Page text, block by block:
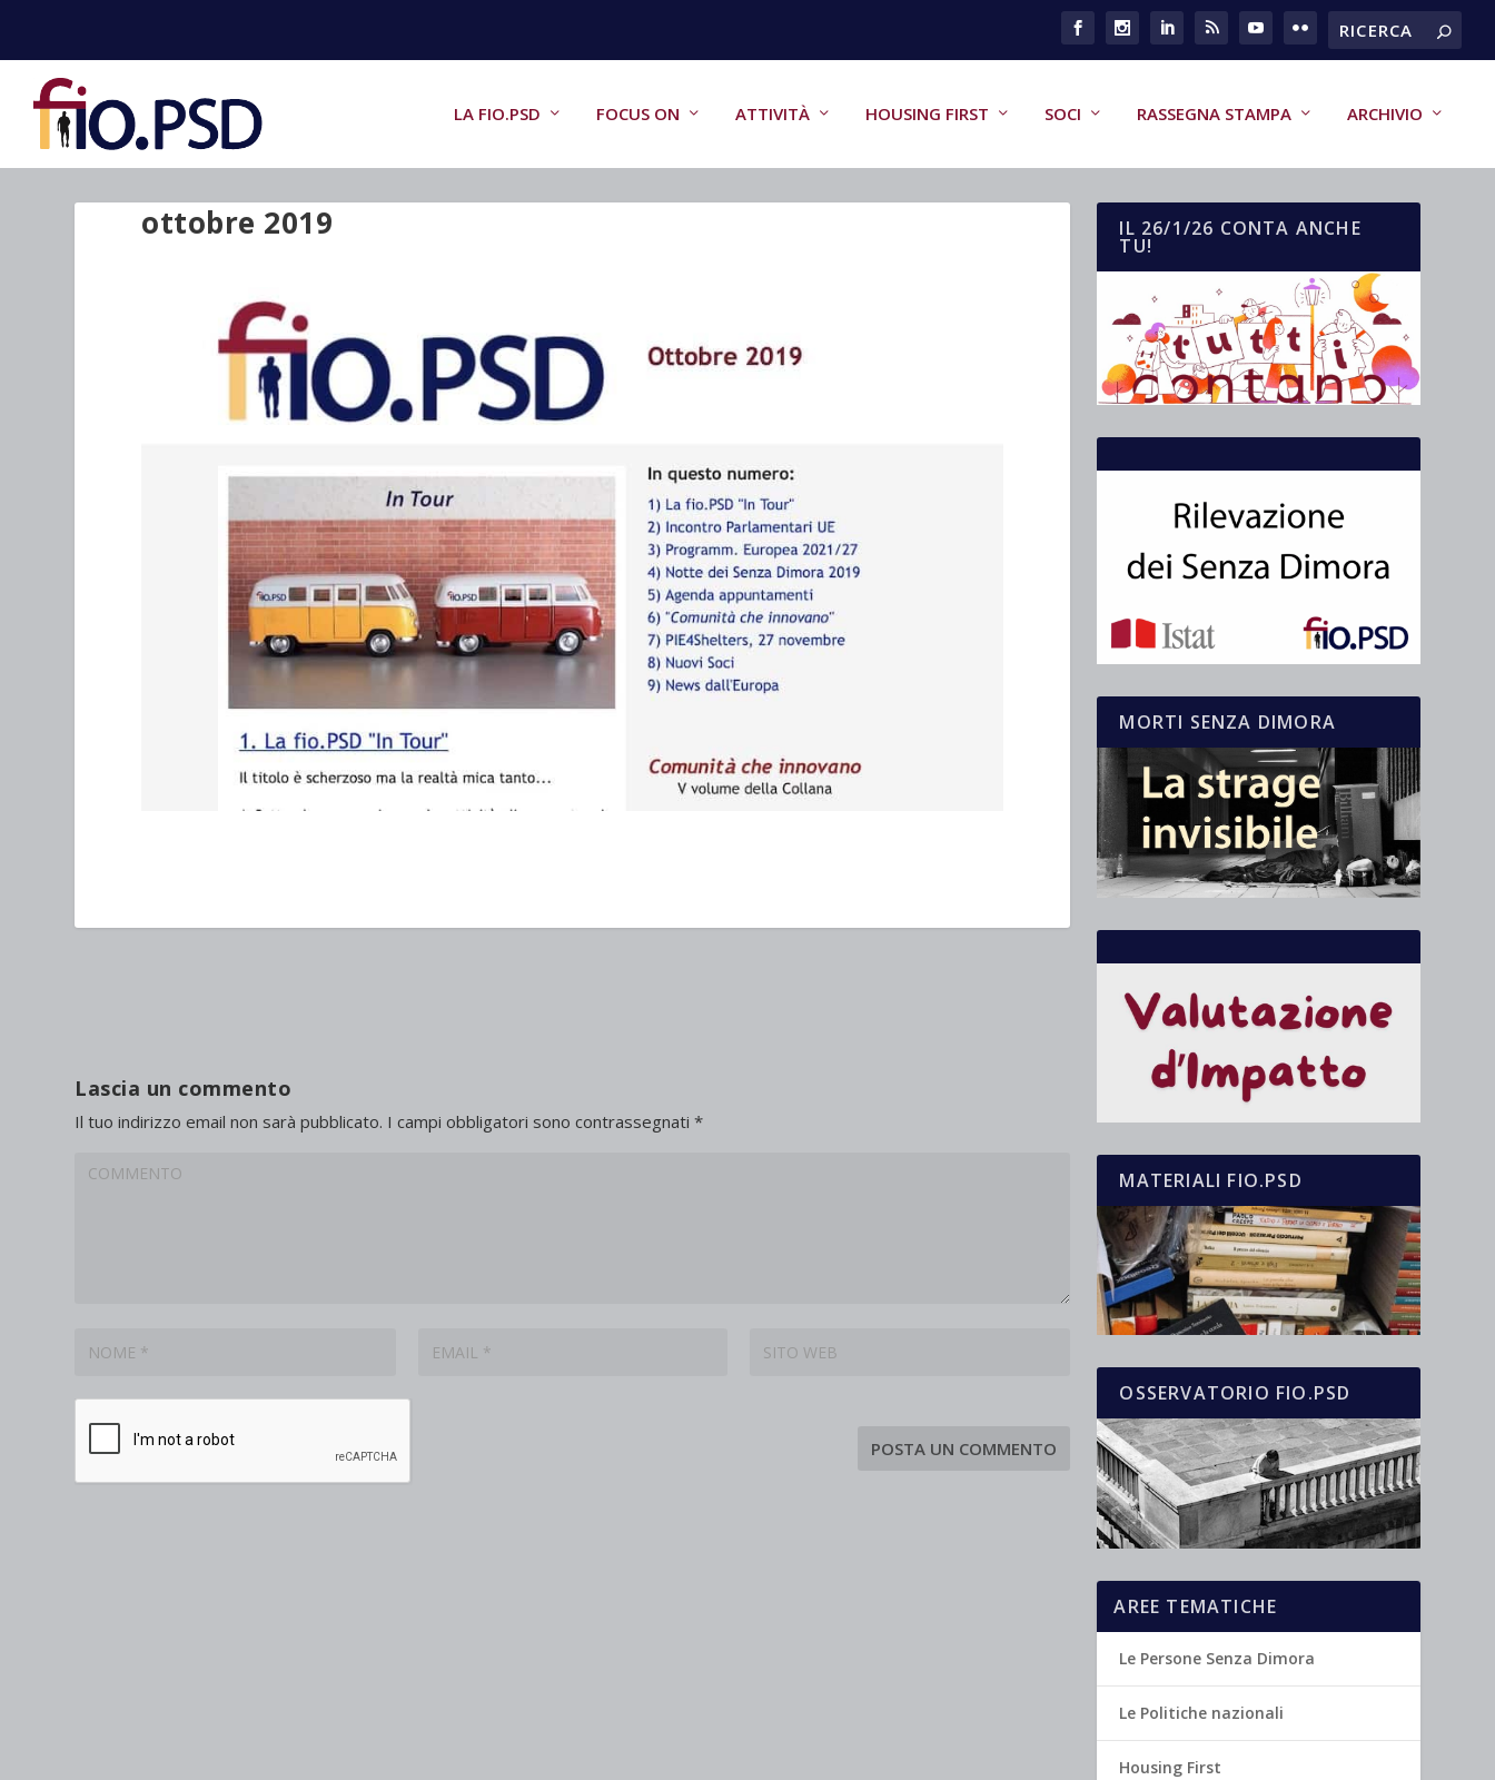
LA FIO.PSD FOCUS ON ATTIVITÀ HOUSING FIRST SOCI RASSEGNA STAMPA ARCHIVIO
ottobre 2019
Lascia un commento
Il tuo indirizzo email non sarà pubblicato. I campi obbligatori sono contrassegnati*
IL 26/1/26 CONTA ANCHE
TU!
MORTI SENZA DIMORA
MATERIALI FIO.PSD
OSSERVATORIO FIO.PSD
AREE TEMATICHE
Le Persone Senza Dimora
Le Politiche nazionali
Housing First